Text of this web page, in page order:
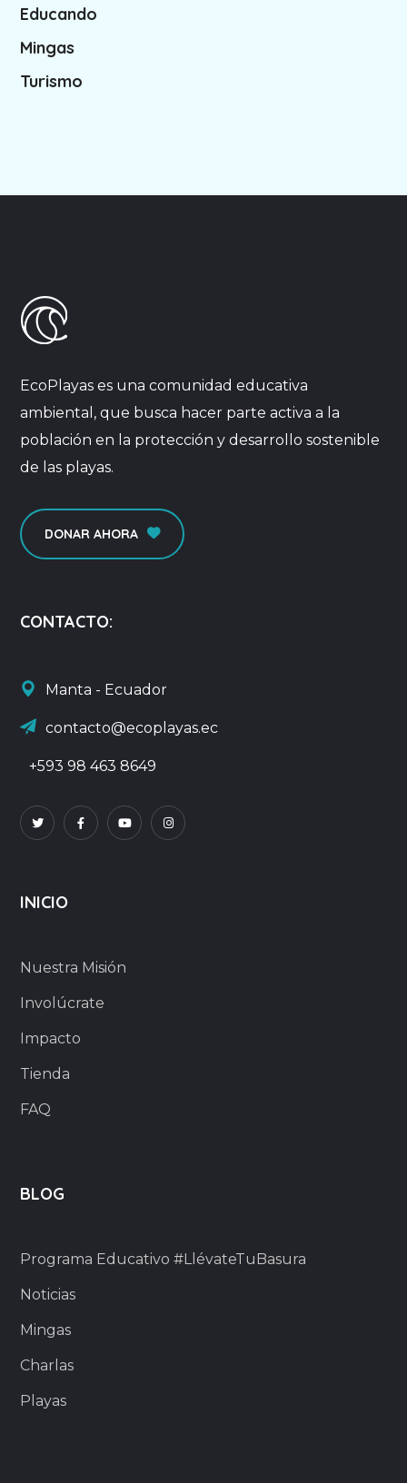
Educando
Mingas
Turismo
EcoPlayas es una comunidad educativa
ambiental, que busca hacer parte activa a la
población en la protección y desarrollo sostenible
de las playas.
DONAR AHORA
CONTACTO:
Manta - Ecuador
contacto@ecoplayas.ec
+593 98 463 8649
INICIO
Nuestra Misión
Involúcrate
Impacto
Tienda
FAQ
BLOG
Programa Educativo #LlévateTuBasura
Noticias
Mingas
Charlas
Playas